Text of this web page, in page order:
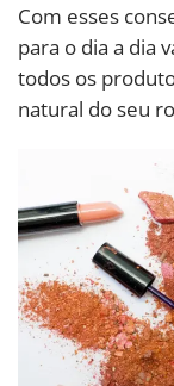
Com esses
para o dia a dia
todos os
natural do seu